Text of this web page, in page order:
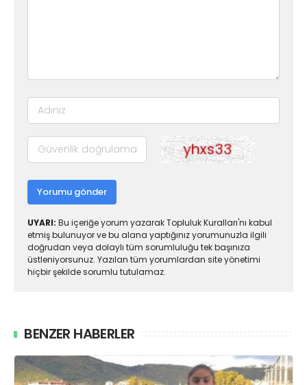
Yorumu gönder
UYARI: Bu içeriğe yorum yazarak Topluluk Kuralları'nı kabul
etmiş bulunuyor ve bu alana yaptığınız yorumunuzla ilgili
doğrudan veya dolaylı tüm sorumluluğu tek başınıza
üstleniyorsunuz. Yazılan tüm yorumlardan site yönetimi
hiçbir şekilde sorumlu tutulamaz.
BENZER HABERLER